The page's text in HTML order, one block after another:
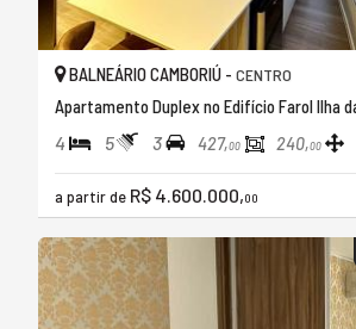
BALNEÁRIO CAMBORIÚ - CENTRO
Apartamento Duplex no Edifício Farol Ilha
4 5 3 427,00 240,00
a partir de R$ 4.600.000,00